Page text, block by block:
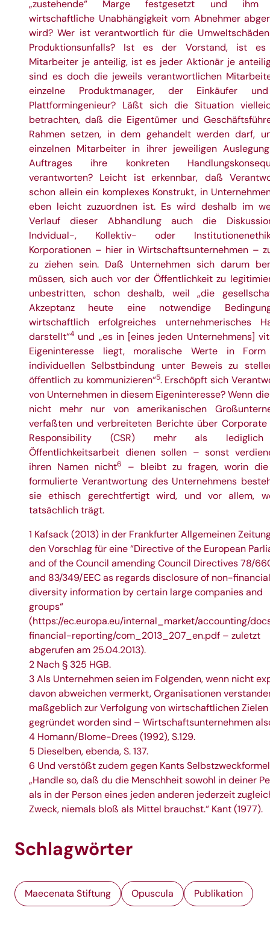
„zustehende“ Marge festgesetzt und ihm
wirtschaftliche Unabhängigkeit vom Abnehmer
wird? Wer ist verantwortlich für die
Produktionsunfalls? Ist es der Vorstand, ist
Mitarbeiter je anteilig, ist es jeder Aktionär je
sind es doch die jeweils verantwortlichen
einzelne Produktmanager, der Einkäufer
Plattformingenieur? Läßt sich die Situation
betrachten, daß die Eigentümer und
Rahmen setzen, in dem gehandelt werden darf,
einzelnen Mitarbeiter in ihrer jeweiligen
Auftrages ihre konkreten
verantworten? Leicht ist erkennbar, daß
schon allein ein komplexes Konstrukt, in
eben leicht zuzuordnen ist. Es wird deshalb im
Verlauf dieser Abhandlung auch die
Indvidual-, Kollektiv- oder
Korporationen – hier in Wirtschaftsunternehmen –
zu ziehen sein. Daß Unternehmen sich darum
müssen, sich auch vor der Öffentlichkeit zu
unbestritten, schon deshalb, weil „die
Akzeptanz heute eine notwendige
wirtschaftlich erfolgreiches unternehmerisches
darstellt“4 und „es in [eines jeden Unternehmens]
Eigeninteresse liegt, moralische Werte in
individuellen Selbstbindung unter Beweis zu
öffentlich zu kommunizieren“5. Erschöpft sich
von Unternehmen in diesem Eigeninteresse? Wenn
nicht mehr nur von amerikanischen
verfaßten und verbreiteten Berichte über Corporate
Responsibility (CSR) mehr als
Öffentlichkeitsarbeit dienen sollen – sonst
ihren Namen nicht6
– bleibt zu fragen, worin
formulierte Verantwortung des Unternehmens
sie ethisch gerechtfertigt wird, und vor allem,
tatsächlich trägt.
1 Kafsack (2013) in der Frankfurter Allgemeinen
den Vorschlag für eine “Directive of the European
and of the Council amending Council Directives 78/
and 83/349/EEC as regards disclosure of non-
diversity information by certain large companies and
groups“
(https://ec.europa.eu/internal_market/accounting/
financial-reporting/com_2013_207_en.pdf – zuletzt
abgerufen am 25.04.2013).
2 Nach § 325 HGB.
3 Als Unternehmen seien im Folgenden, wenn nicht
davon abweichen vermerkt, Organisationen
maßgeblich zur Verfolgung von wirtschaftlichen Zielen
gegründet worden sind – Wirtschaftsunternehmen
4 Homann/Blome-Drees (1992), S.129.
5 Dieselben, ebenda, S. 137.
6 Und verstößt zudem gegen Kants
„Handle so, daß du die Menschheit sowohl in deiner
als in der Person eines jeden anderen jederzeit
Zweck, niemals bloß als Mittel brauchst.“ Kant (1977).
Schlagwörter
Maecenata Stiftung Opuscula Publikation